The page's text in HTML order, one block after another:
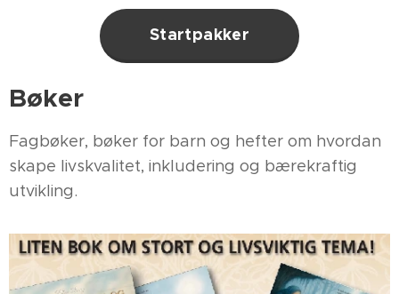
Startpakker
Bøker
Fagbøker, bøker for barn og hefter om hvordan
skape livskvalitet, inkludering og bærekraftig
utvikling.